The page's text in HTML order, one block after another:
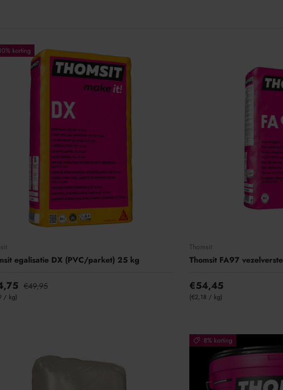
korting
egalisatie DX (PVC/parket) 25 kg
€49,95
prijs
/ kg
Thomsit
Thomsit FA97
€54,45
Eenheid prijs
€2,18 / kg
8% korting